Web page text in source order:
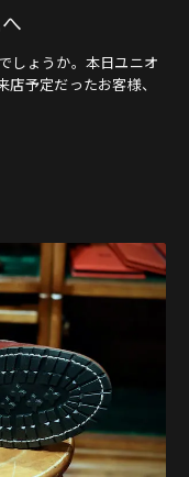
しょうか。本日ユニオ
予定だったお客様、